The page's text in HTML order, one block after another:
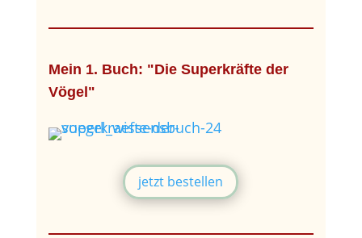
Mein 1. Buch: "Die Superkräfte der
Vögel"
jetzt bestellen